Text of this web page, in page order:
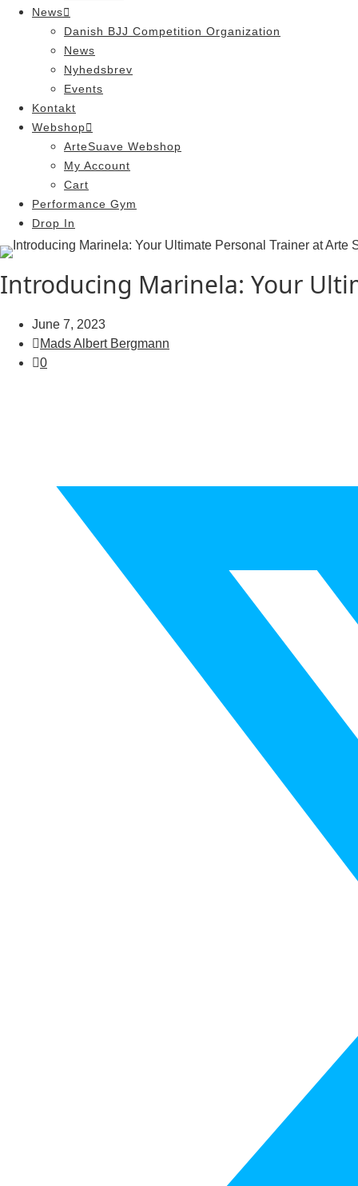
News
Danish BJJ Competition Organization
News
Nyhedsbrev
Events
Kontakt
Webshop
ArteSuave Webshop
My Account
Cart
Performance Gym
Drop In
Introducing Marinela: Your
June 7, 2023
Mads Albert Bergmann
0